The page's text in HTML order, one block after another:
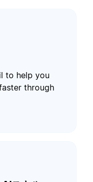
to help you
through